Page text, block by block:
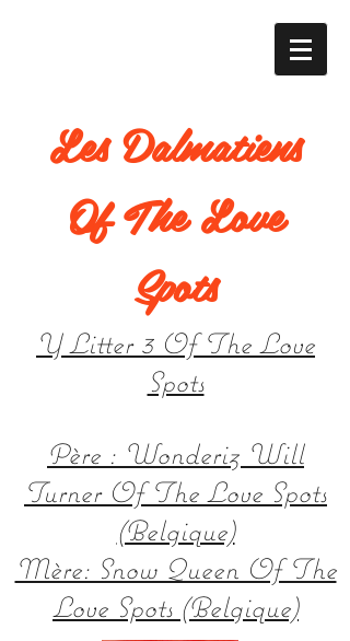
Les Dalmatiens
Of The Love
Spots
Y Litter 3 Of The Love
Spots
Père : Wonderiz Will
Turner Of The Love Spots
(Belgique)
Mère: Snow Queen Of The
Love Spots (Belgique)